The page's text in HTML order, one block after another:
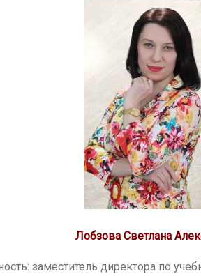
Лобзова Светлана
заместитель директора по